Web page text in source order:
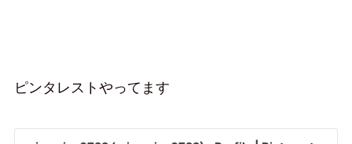
ピンタレストやってます